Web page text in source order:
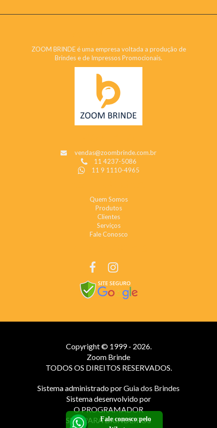
ZOOM BRINDE é uma empresa voltada a produção de
Brindes e de Impressos Promocionais.
vendas@zoombrinde.com.br
11 4237-5086
11 9 1110-4965
Quem Somos
Produtos
Clientes
Serviços
Fale Conosco
Copyright © 1999 - 2026.
Zoom Brinde
TODOS OS DIREITOS RESERVADOS.
Sistema administrado porGuia dos Brindes
Sistema desenvolvido por
O PROGRAMADOR
SITE PARA BRINDEIROS
Fale conosco pelo